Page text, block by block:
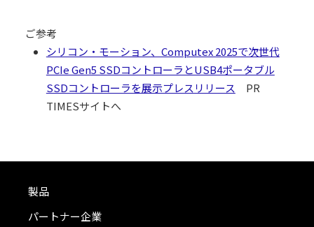
ご参考
シリコン・モーション、Computex 2025で次世代
PCIe Gen5 SSDコントローラとUSB4ポータブル
SSDコントローラを展示プレスリリース PR
TIMESサイトへ
製品
パートナー企業